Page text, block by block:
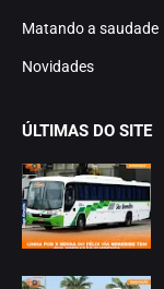
Matando a saudade
Novidades
ÚLTIMAS DO SITE